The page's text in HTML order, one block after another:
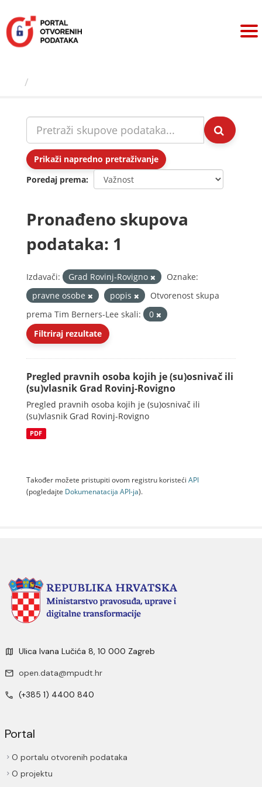
sadržaj
Prikaži napredno pretraživanje
Poredaj prema
Pronađeno skupova
podataka: 1
Izdavači: Grad Rovinj-Rovigno
Oznake:
pravne osobe
popis
Otvorenost skupa
prema Tim Berners-Lee skali:
0
Filtriraj rezultate
Pregled pravnih osoba kojih je (su)osnivač ili
(su)vlasnik Grad Rovinj-Rovigno
Pregled pravnih osoba kojih je (su)osnivač ili
(su)vlasnik Grad Rovinj-Rovigno
PDF
Također možete pristupiti ovom registru koristeći API
(pogledajte Dokumenаtаcijа API-jа).